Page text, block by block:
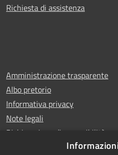
Richiesta di assistenza
Amministrazione trasparente
Albo pretorio
Informativa privacy
Note legali
Dichiarazione di accessibilità